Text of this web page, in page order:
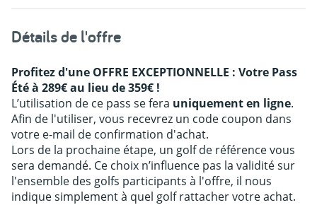
Détails de l'offre
Profitez d'une OFFRE EXCEPTIONNELLE : Votre Pass
Été à 289€au lieu de 359€ !
L’utilisation de ce pass se fera uniquement en ligne.
Afin de l'utiliser, vous recevrez un code coupon dans
votre e-mail de confirmation d'achat.
Lors de la prochaine étape, un golf de référence vous
sera demandé. Ce choix n’influence pas la validité sur
l'ensemble des golfs participants à l'offre, il nous
indique simplement à quel golf rattacher votre achat.